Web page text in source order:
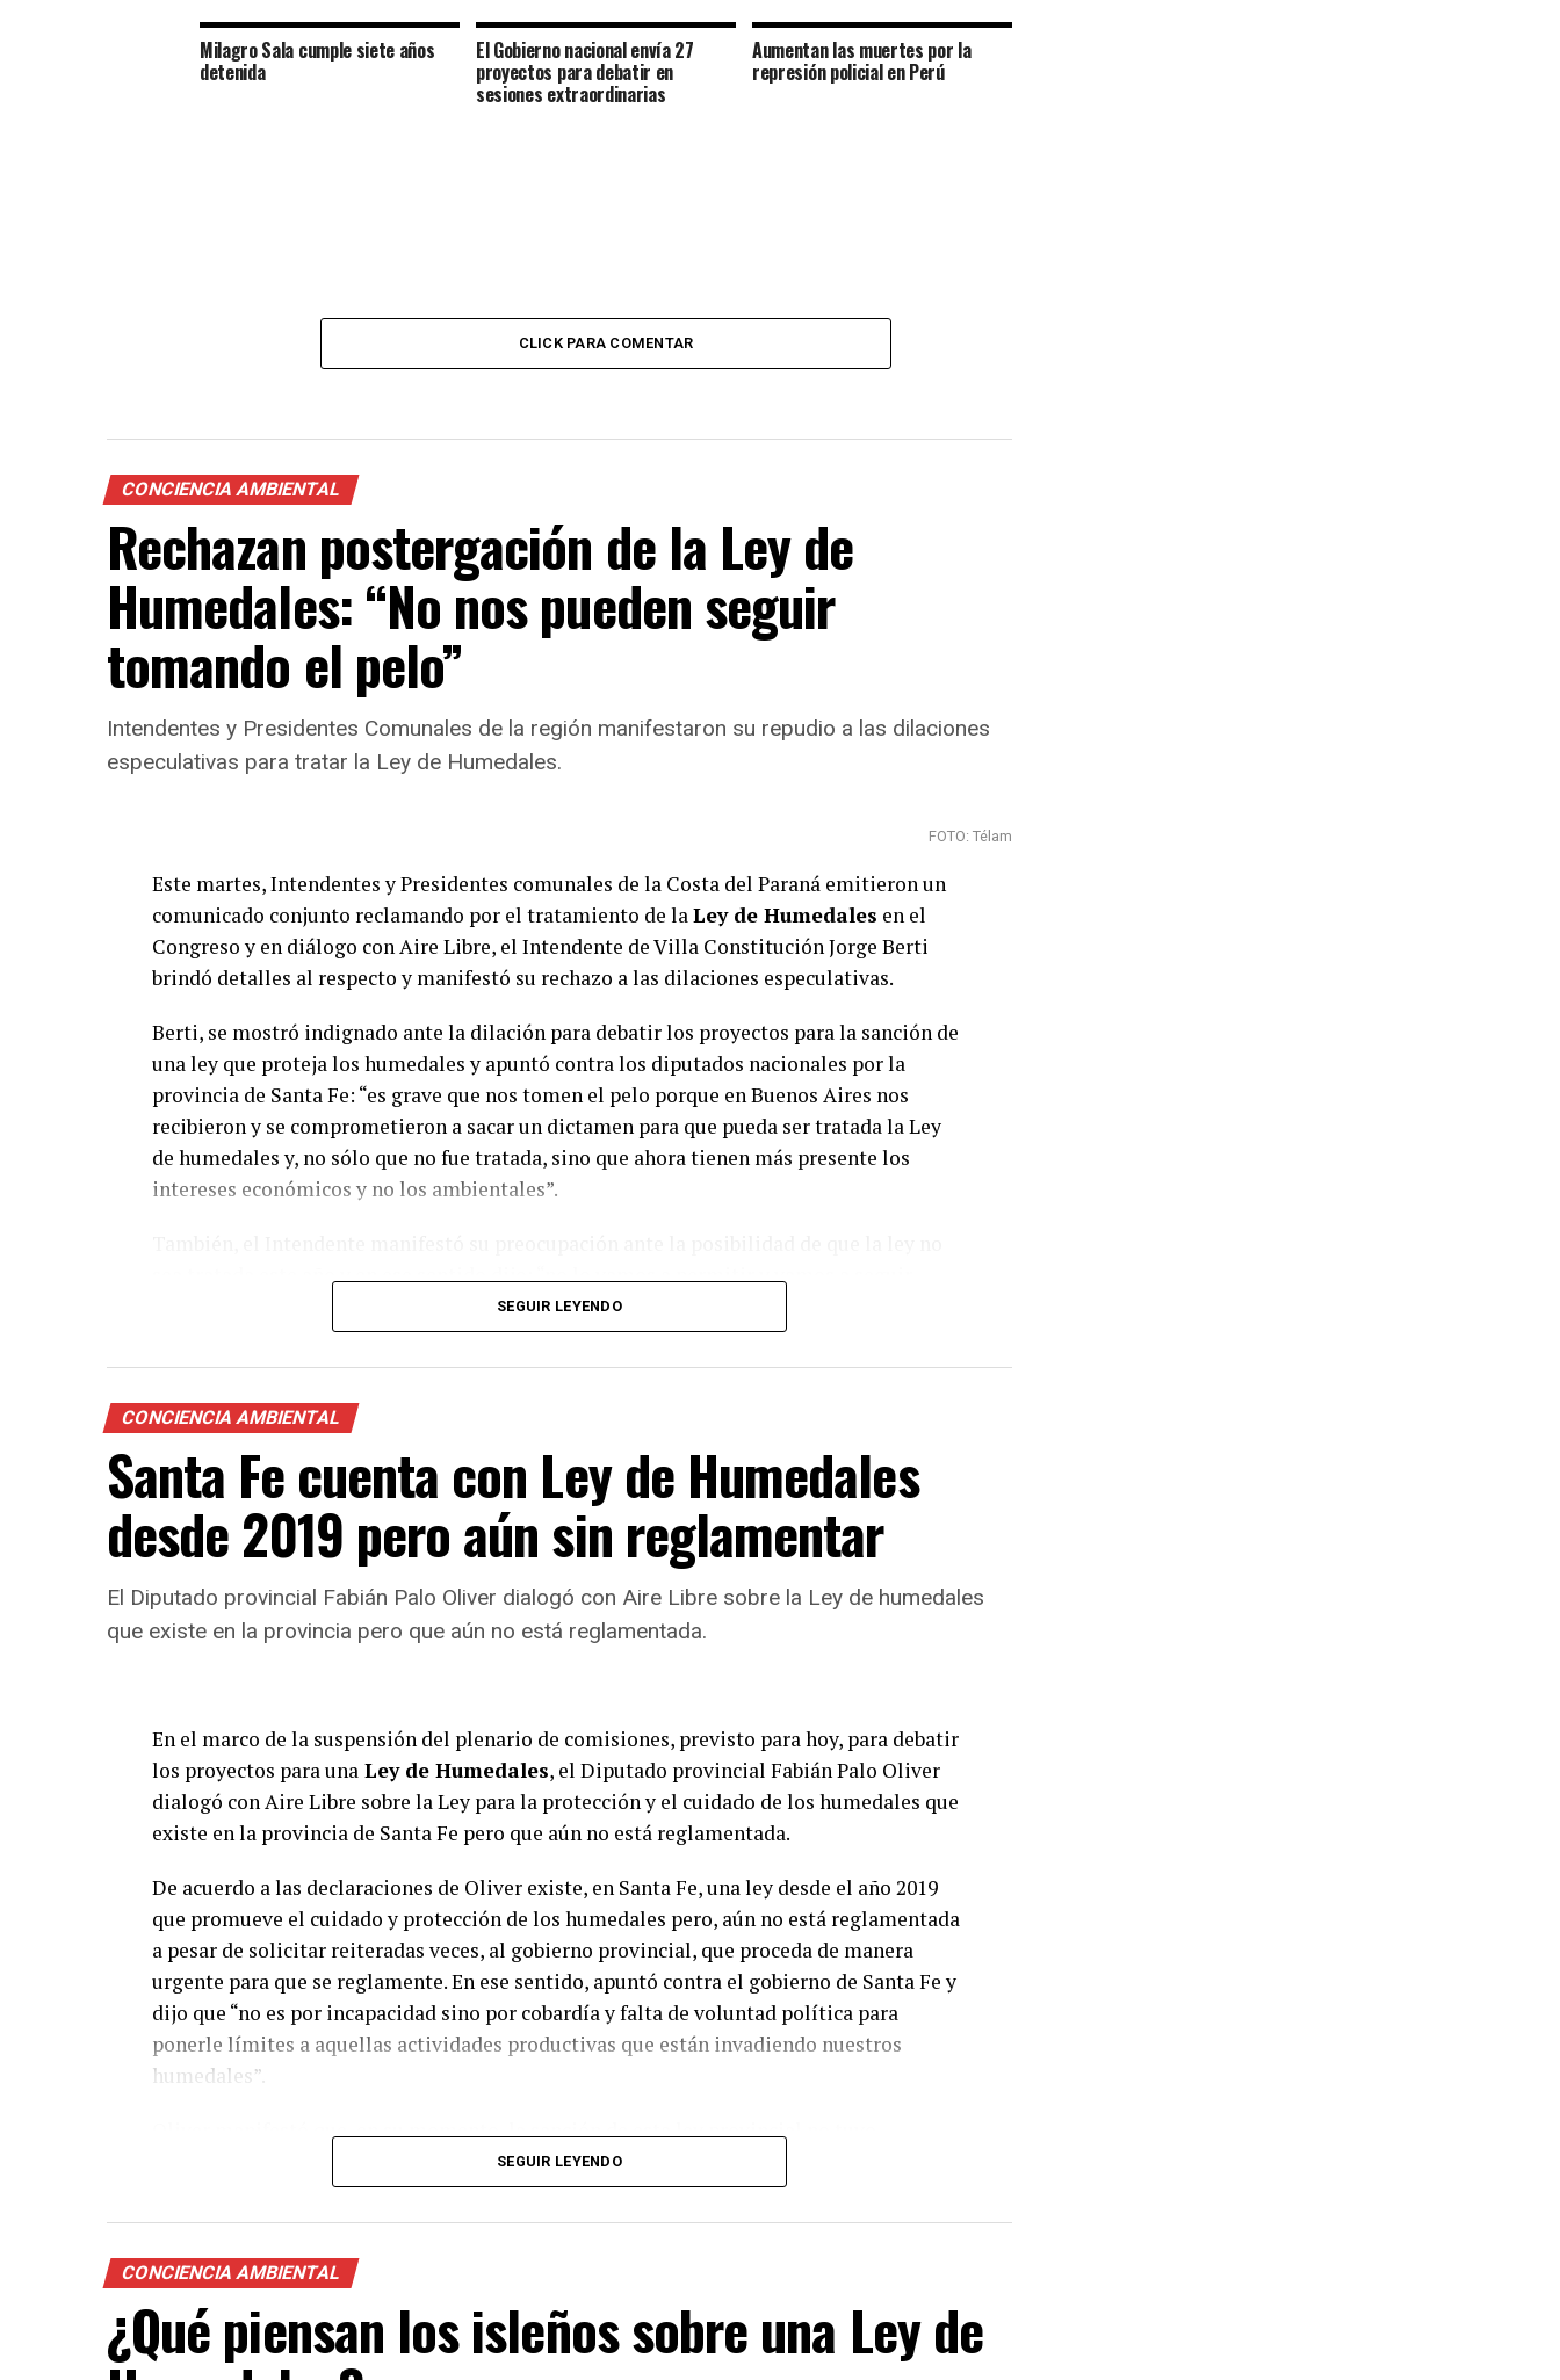
Milagro Sala cumple siete años
detenida
El Gobierno nacional envía 27
proyectos para debatir en
sesiones extraordinarias
Aumentan las muertes por la
represión policial en Perú
CLICK PARA COMENTAR
CONCIENCIA AMBIENTAL
Rechazan postergación de la Ley de
Humedales: “No nos pueden seguir
tomando el pelo”
Intendentes y Presidentes Comunales de la región manifestaron su repudio a las dilaciones
especulativas para tratar la Ley de Humedales.
FOTO: Télam
Este martes, Intendentes y Presidentes comunales de la Costa del Paraná emitieron un
comunicado conjunto reclamando por el tratamiento de laLey de Humedales en el
Congreso y en diálogo con Aire Libre, el Intendente de Villa Constitución Jorge Berti
brindó detalles al respecto y manifestó su rechazo a las dilaciones especulativas.
Berti, se mostró indignado ante la dilación para debatir los proyectos para la sanción de
una ley que proteja los humedales y apuntó contra los diputados nacionales por la
provincia de Santa Fe: “es grave que nos tomen el pelo porque en Buenos Aires nos
recibieron y se comprometieron a sacar un dictamen para que pueda ser tratada la Ley
de humedales y, no sólo que no fue tratada, sino que ahora tienen más presente los
intereses económicos y no los ambientales”.
sea tratada este año y en ese sentido dijo: “no lo vamos a permitir y vamos a seguir
trabajando porque somos conscientes de que la solución, a futuro, es la regulación a
través de la Ley de Humedales”. Además, apuntó contra el Estado nacional, el gobierno
provincial y la justicia: “representamos los territorios más afectados por el humo y no
nos pueden seguir tomando el pelo”, dijo y agregó:
tienen los legisladores de comprometerse con la gente, si no lo hacen es
porque los intereses económicos y políticos de algunos tergiversan las
necesidades de la gente”.
Los Intendentes y Presidentes Comunales de la
Costa del Paraná, venimos a manifestar nuestro
rechazo a las dilaciones especulativas para
tratar la Ley de Humedales (incumpliendo con
lo prometido), reclamada por toda la sociedad.
— Jorge Berti (@JorgeBertiVC) October 11, 2022
SEGUIR LEYENDO
CONCIENCIA AMBIENTAL
Santa Fe cuenta con Ley de Humedales
desde 2019 pero aún sin reglamentar
El Diputado provincial Fabián Palo Oliver dialogó con Aire Libre sobre la Ley de humedales
que existe en la provincia pero que aún no está reglamentada.
En el marco de la suspensión del plenario de comisiones, previsto para hoy, para debatir
los proyectos para una Ley de Humedales, el Diputado provincial Fabián Palo Oliver
dialogó con Aire Libre sobre la Ley para la protección y el cuidado de los humedales que
existe en la provincia de Santa Fe pero que aún no está reglamentada.
De acuerdo a las declaraciones de Oliver existe, en Santa Fe, una ley desde el año 2019
que promueve el cuidado y protección de los humedales pero, aún no está reglamentada
a pesar de solicitar reiteradas veces, al gobierno provincial, que proceda de manera
urgente para que se reglamente. En ese sentido, apuntó contra el gobierno de Santa Fe y
dijo que “no es por incapacidad sino por cobardía y falta de voluntad política para
ponerle límites a aquellas actividades productivas que están invadiendo nuestros
humedales”.
Oliver manifestó que, en su momento, la sanción de esta ley provincial no tuvo
demasiada repercusión a pesar de que fue acompañada por organizaciones ambientales
pero hoy tomó mayor relevancia debido al contexto. Además, explicó que esta ley no
tiene jurisdicción sobre las islas de Entre Ríos pero es una herramienta importante para
el territorio de Santa Fe. También, se refirió a la postura del Gobernador de Omar Perotti
y dijo que “tiene cobardía para decir cual es realmente la motivación que tiene para no
avanzar con la reglamentación de la ley”.
SEGUIR LEYENDO
CONCIENCIA AMBIENTAL
¿Qué piensan los isleños sobre una Ley de